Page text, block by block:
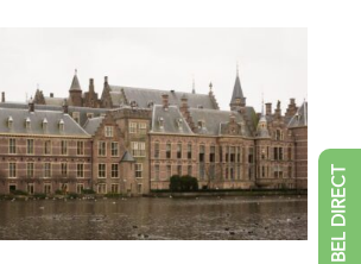
BEL DIRECT